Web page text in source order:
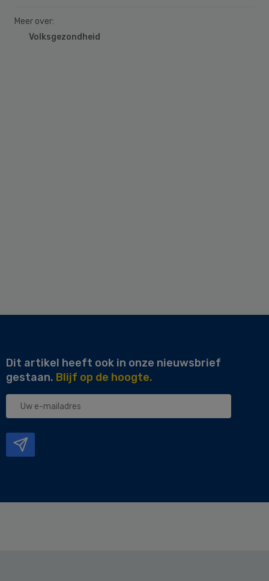
Meer over:
Volksgezondheid
Dit artikel heeft ook in onze nieuwsbrief
gestaan. Blijf op de hoogte.
Uw